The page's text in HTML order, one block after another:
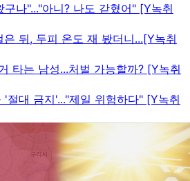
구나"..."아니? 나도 갇혔어" [Y녹취
뒤, 두피 온도 재 봤더니...[Y녹취
타는 남성...처벌 가능할까? [Y녹취
'절대 금지'..."제일 위험하다" [Y녹취